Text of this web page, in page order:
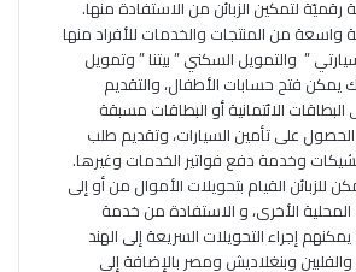
لتمكين الزبائن من الاستفادة منها.
واسعة من المنتجات والخدمات للأفراد منها
” والتمويل السكني ” بيتنا ” وتمويل
يمكن فتح حسابات الأطفال، والتقديم
البطاقات الائتمانية أو البطاقات مسبقة
على تأمين السيارات، وتقديم طلب
وخدمة دفع فواتير الخدمات وغيرها.
للزبائن القيام بتحويلات الأموال من أو إلى
الأخرى، و الاستفادة من خدمة
يمكنهم إجراء التحويلات السريعة إلى الهند
وبنغلاديش ومصر بالإضافة إلى